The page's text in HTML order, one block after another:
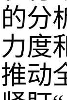
的分
力度
推动